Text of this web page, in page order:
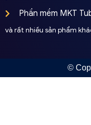
Phần mềm MKT
và rất nhiều sản phẩm
©